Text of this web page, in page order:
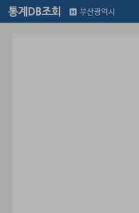
부산광역시